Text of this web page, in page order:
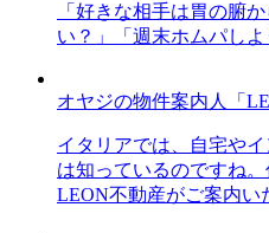
「好きな相手は胃の腑
い？」「週末ホムパし
オヤジの物件案内人「
イタリアでは、自宅や
は知っているのですね
LEON不動産がご案内い